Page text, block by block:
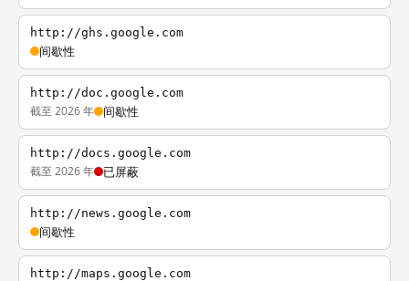
http://ghs.google.com
间歇性
http://doc.google.com
截至 2026 年 间歇性
http://docs.google.com
截至 2026 年 已屏蔽
http://news.google.com
间歇性
http://maps.google.com